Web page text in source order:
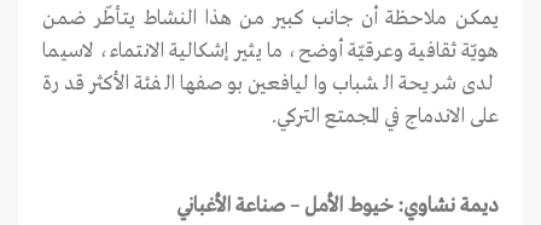
يمكن ملاحظة أن جانب كبير من هذا النشاط يتأطّر ضمن
هويّة ثقافية وعرقيّة أوضح، ما يثير إشكالية الانتماء، لاسيما
لدى شريحة الشباب واليافعين بوصفها الفئة الأكثر قدرة
على الاندماج في المجمتع التركي.
ديمة نشاوي: خيوط الأمل – صناعة الأغباني